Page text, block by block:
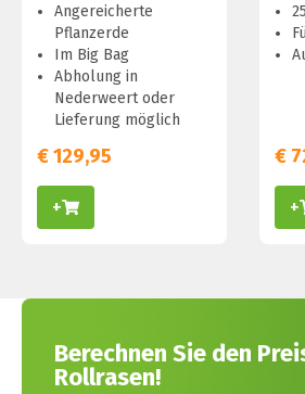
Angereicherte
Pflanzerde
Im Big Bag
Abholung in
Nederweert oder
Lieferung möglich
€129,95
+
€
+
Berechnen Sie den
Rollrasen!